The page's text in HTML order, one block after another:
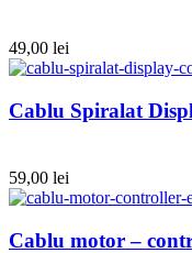
49,00 lei
Cablu Spiralat
59,00 lei
Cablu motor –